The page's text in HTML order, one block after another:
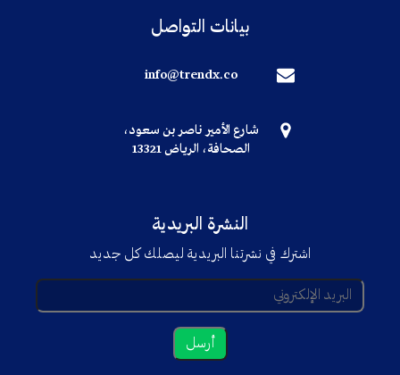
بيانات التواصل
info@trendx.co
شارع الأمير ناصر بن سعود،
الصحافة، الرياض 13321
النشرة البريدية
اشترك في نشرتنا البريدية ليصلك كل جديد